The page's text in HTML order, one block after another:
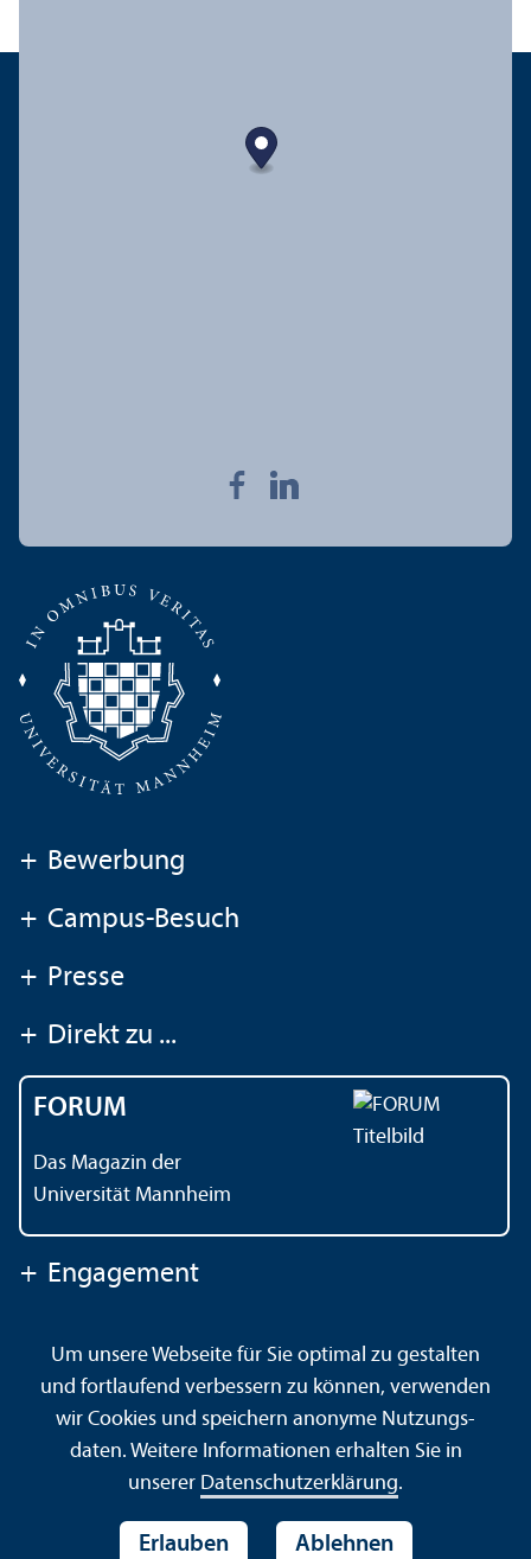
+ Bewerbung
+ Campus-Besuch
+ Presse
+ Direkt zu ...
FORUM
Das Magazin der
Universität Mannheim
+ Engagement
Kontakt Impressum Datenschutz
Barrierefreiheit
Gebärdensprache
Leichte Sprache
Sitemap
Hausordnung
Sicherheit und Notfälle
Um unsere Webseite für Sie optimal zu gestalten
und fortlaufend verbessern zu können, verwenden
wir Cookies und speichern anonyme Nutzungs­
daten. Weitere Informationen erhalten Sie in
unserer Datenschutz­erklärung.
Erlauben Ablehnen